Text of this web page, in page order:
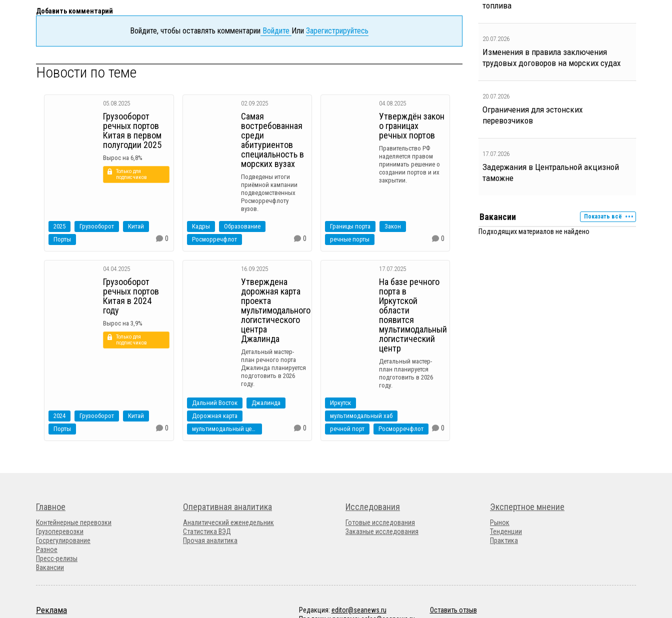
Добавить комментарий
Войдите, чтобы оставлять комментарии Войдите Или Зарегистрируйтесь
Новости по теме
05.08.2025
Грузооборот
речных портов
Китая в первом
полугодии 2025
Вырос на 6,8%
Только для
подписчиков
2025 Грузооборот
Китай
Порты
0
02.09.2025
Самая
востребованная
среди
абитуриентов
специальность в
морских вузах
Подведены итоги
приёмной кампании
подведомственных
Росморречфлоту
вузов.
Кадры
Образование
Росморречфлот
0
04.08.2025
Утверждён закон
о границах
речных портов
Правительство РФ
наделяется правом
принимать решение о
создании портов и их
закрытии.
Границы порта
Закон
речные порты
0
04.04.2025
Грузооборот
речных портов
Китая в 2024
году
Вырос на 3,9%
Только для
подписчиков
2024 Грузооборот
Китай
Порты
0
16.09.2025
Утверждена
дорожная карта
проекта
мультимодального
логистического
центра
Джалинда
Детальный мастер-
план речного порта
Джалинда планируется
подготовить в 2026
году.
Дальний Восток
Джалинда
Дорожная карта
мультимодальный центр
0
17.07.2025
На базе речного
порта в
Иркутской
области
появится
мультимодальный
логистический
центр
Детальный мастер-
план планируется
подготовить в 2026
году.
Иркутск
мультимодальный хаб
речной порт
Росморречфлот 0
топлива
20.07.2026
Изменения в правила заключения
трудовых договоров на морских судах
20.07.2026
Ограничения для эстонских
перевозчиков
17.07.2026
Задержания в Центральной акцизной
таможне
Вакансии Показать всё
Подходящих материалов не найдено
Главное
Контейнерные перевозки
Грузоперевозки
Госрегулирование
Разное
Пресс-релизы
Вакансии
Оперативная аналитика
Аналитический еженедельник
Статистика ВЭД
Прочая аналитика
Исследования
Готовые исследования
Заказные исследования
Экспертное мнение
Рынок
Тенденции
Практика
Реклама Редакция: editor@seanews.ru
Оставить отзыв